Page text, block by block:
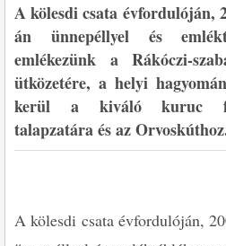
A kölesdi csata évfordulóján,
án ünnepéllyel és
emlékezünk a Rákóczi-
ütközetére, a helyi
kerül a kiváló kuruc
talapzatára és az
A kölesdi csata évfordulóján,